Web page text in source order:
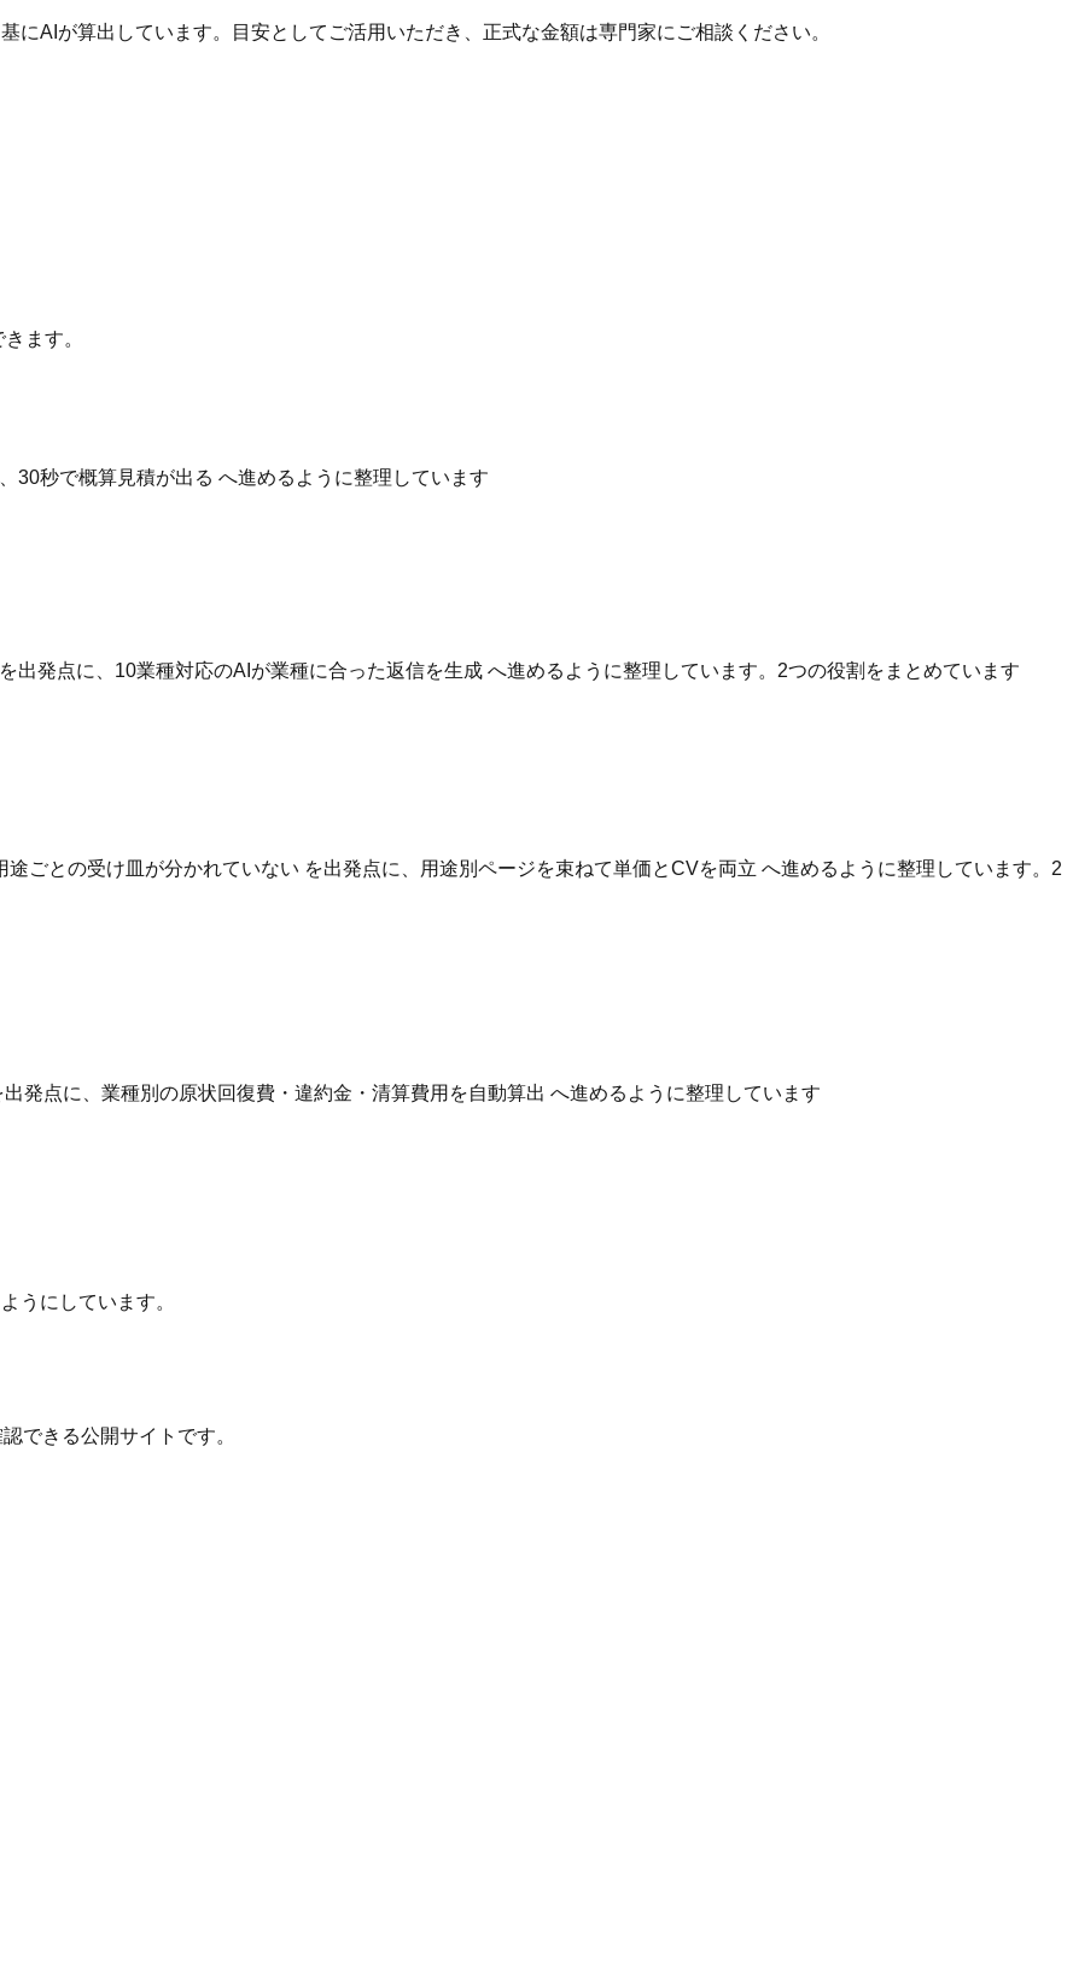
AIが算出しています。目安としてご活用いただき、正式な金額は専門家にご相談ください。
ます。
30秒で概算見積が出る へ進めるように整理しています
出発点に、10業種対応のAIが業種に合った返信を生成 へ進めるように整理しています。2つの役割をまとめています
ごとの受け皿が分かれていない を出発点に、用途別ページを束ねて単価とCVを両立 へ進めるように整理しています。2
発点に、業種別の原状回復費・違約金・清算費用を自動算出 へ進めるように整理しています
うにしています。
できる公開サイトです。